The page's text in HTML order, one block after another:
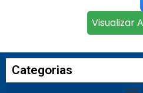
Visualizar
Categorias